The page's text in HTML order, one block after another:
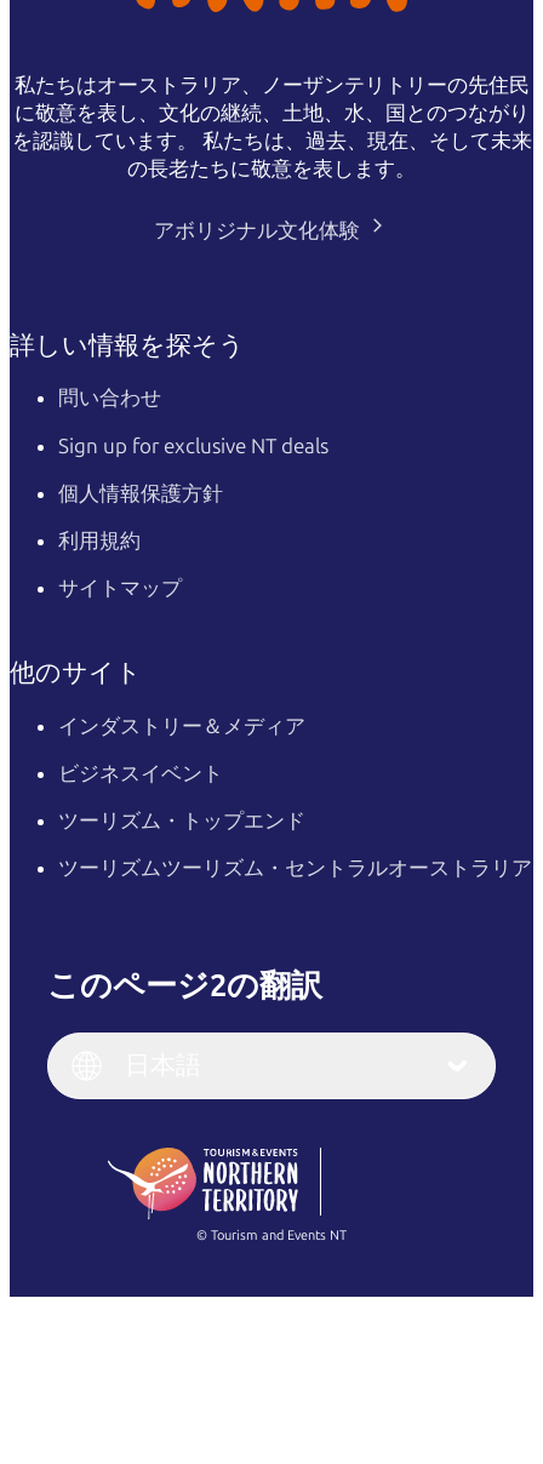
私たちはオーストラリア、ノーザンテリトリーの先住民
に敬意を表し、文化の継続、土地、水、国とのつながり
を認識しています。 私たちは、過去、現在、そして未来
の長老たちに敬意を表します。
アボリジナル文化体験
詳しい情報を探そう
問い合わせ
Sign up for exclusive NT deals
個人情報保護方針
利用規約
サイトマップ
他のサイト
インダストリー＆メディア
ビジネスイベント
ツーリズム・トップエンド
ツーリズムツーリズム・セントラルオーストラリア
このページ2の翻訳
English (US)
English
(Singapore)
Français
繁體中文
© Tourism and Events NT